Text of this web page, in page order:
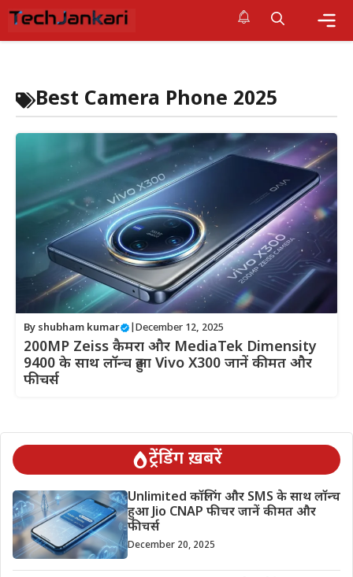
Skip
Best Camera Phone 2025
By shubham kumar December 12, 2025
200MP Zeiss कैमरा और MediaTek Dimensity
9400 के साथ लॉन्च हुआ Vivo X300 जानें कीमत और
फीचर्स
ट्रेंडिंग ख़बरें
Unlimited कॉलिंग और SMS के साथ लॉन्च
हुआ Jio CNAP फीचर जानें कीमत और
फीचर्स
December 20, 2025